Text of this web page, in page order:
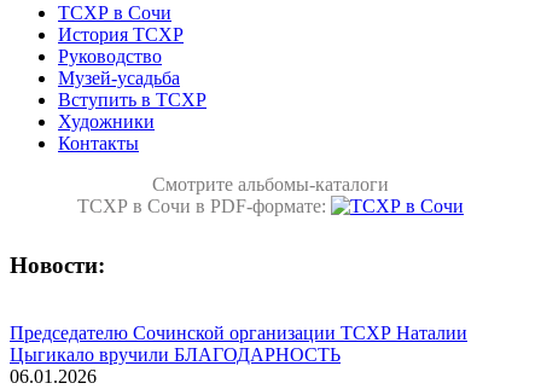
ТСХР в Сочи
История ТСХР
Руководство
Музей-усадьба
Вступить в ТСХР
Художники
Контакты
Смотрите альбомы-каталоги
ТСХР в Сочи в PDF-формате:
Новости:
Председателю Сочинской организации ТСХР Наталии
Цыгикало вручили БЛАГОДАРНОСТЬ
06.01.2026